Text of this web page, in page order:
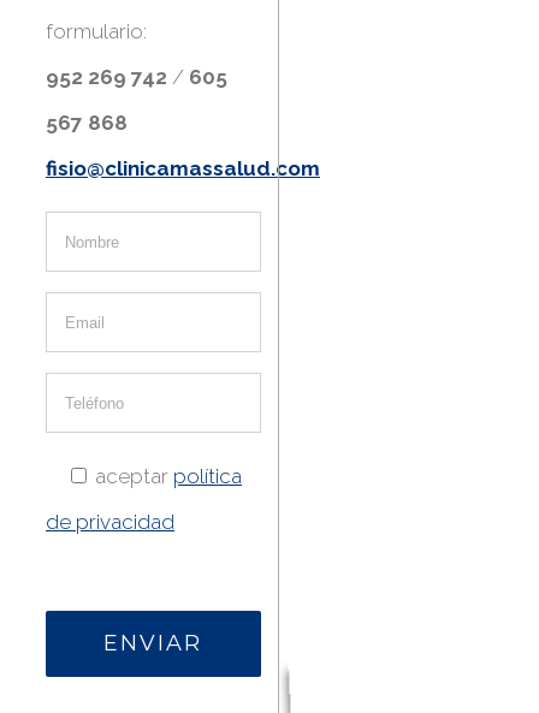
formulario:
952 269 742 / 605
567 868
fisio@clinicamassalud.com
aceptar política
de privacidad